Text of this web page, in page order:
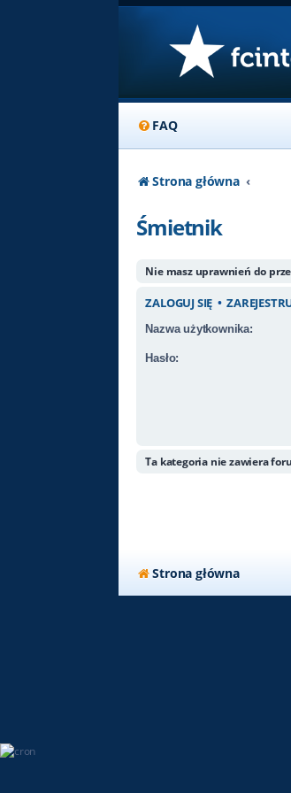
FAQ
Strona główna
Śmietnik
Nie masz uprawnień do
ZALOGUJ SIĘ •
Nazwa użytkownika:
Hasło:
Ta kategoria nie zawiera
Strona główna